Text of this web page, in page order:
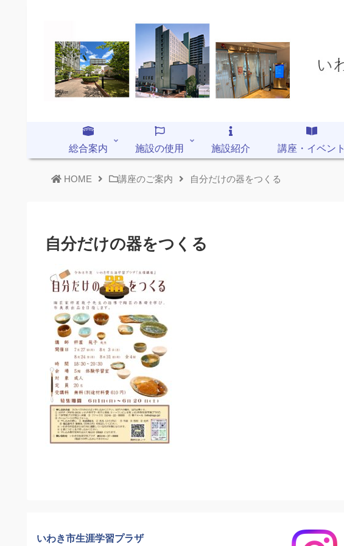
総合案内 施設の使用 施設紹介 講座・イベント
HOME 講座のご案内 自分だけの器をつくる
自分だけの器をつくる
いわき市生涯学習プラザ